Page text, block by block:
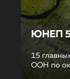
ЮНЕП
15
ООН по